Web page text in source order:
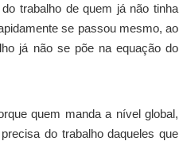
trabalho de quem já não tinha
se passou mesmo, ao
já não se põe na equação do
quem manda a nível global,
do trabalho daqueles que